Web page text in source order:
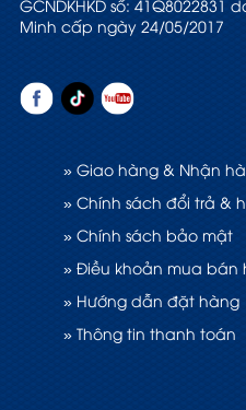
GCNDKHKD số: 41Q8022831
Minh cấp ngày 24/05/2017
» Giao hàng & Nhận
» Chính sách đổi trả &
» Chính sách bảo mật
» Điều khoản mua bán
» Hướng dẫn đặt hàng
» Thông tin thanh toán